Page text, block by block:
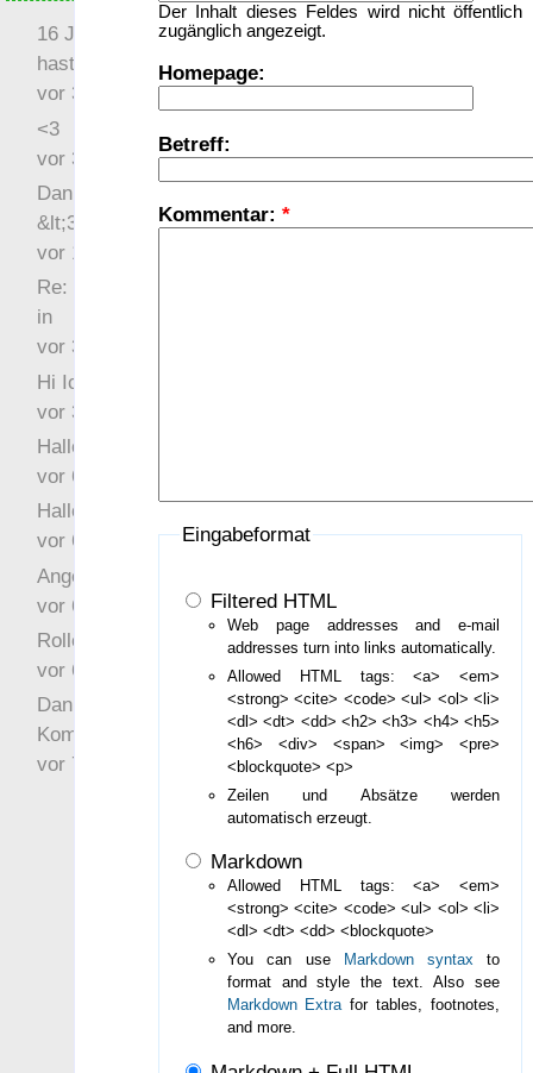
Der Inhalt dieses Feldes wird nicht öffentlich
zugänglich angezeigt.
Homepage:
Betreff:
Kommentar: *
Eingabeformat
Filtered HTML
Web page addresses and e-mail
addresses turn into links automatically.
Allowed HTML tags: <a> <em>
<strong> <cite> <code> <ul> <ol> <li>
<dl> <dt> <dd> <h2> <h3> <h4> <h5>
<h6> <div> <span> <img> <pre>
<blockquote> <p>
Zeilen und Absätze werden
automatisch erzeugt.
Markdown
Allowed HTML tags: <a> <em>
<strong> <cite> <code> <ul> <ol> <li>
<dl> <dt> <dd> <blockquote>
You can use
Markdown syntax to
format and style the text. Also see
Markdown Extrafor tables, footnotes,
and more.
16 Jahre später: mist, du
hast Recht …
vor 31 Wochen 4 Tage
<3
vor 34 Wochen 5 Tage
Danke für das Statement
&lt;3
vor 1 Jahr 48 Wochen
Re: Hi Ich bin völlig neu
in
vor 3 Jahre 33 Wochen
Hi Ich bin völlig neu in
vor 3 Jahre 46 Wochen
Hallo Ochrasylion
vor 6 Jahre 10 Wochen
Hallo Drak
vor 6 Jahre 10 Wochen
Angefragt
vor 6 Jahre 10 Wochen
Rollenspielrunde
vor 6 Jahre 10 Wochen
Danke für Deinen
Kommentar!
vor 7 Jahre 22 Wochen